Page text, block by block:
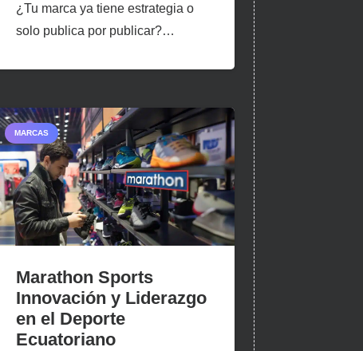
¿Tu marca ya tiene estrategia o
solo publica por publicar?…
MARCAS
Marathon Sports
Innovación y Liderazgo
en el Deporte
Ecuatoriano